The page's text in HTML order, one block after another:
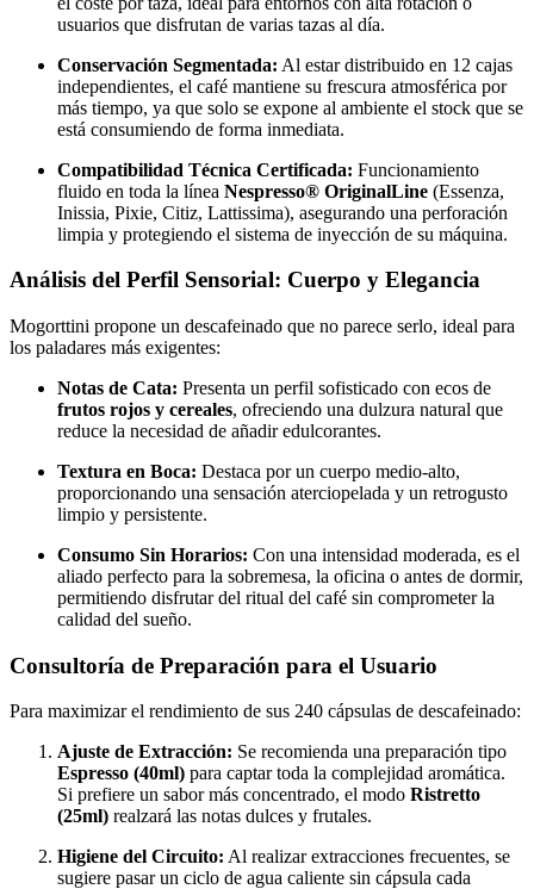
usuarios que disfrutan de varias tazas al día.
Conservación Segmentada: Al estar distribuido en 12 cajas
independientes, el café mantiene su frescura atmosférica por
más tiempo, ya que solo se expone al ambiente el stock que se
está consumiendo de forma inmediata.
Compatibilidad Técnica Certificada: Funcionamiento
fluido en toda la línea Nespresso® OriginalLine (Essenza,
Inissia, Pixie, Citiz, Lattissima), asegurando una perforación
limpia y protegiendo el sistema de inyección de su máquina.
Análisis del Perfil Sensorial: Cuerpo y Elegancia
Mogorttini propone un descafeinado que no parece serlo, ideal para
los paladares más exigentes:
Notas de Cata: Presenta un perfil sofisticado con ecos de
frutos rojos y cereales, ofreciendo una dulzura natural que
reduce la necesidad de añadir edulcorantes.
Textura en Boca: Destaca por un cuerpo medio-alto,
proporcionando una sensación aterciopelada y un retrogusto
limpio y persistente.
Consumo Sin Horarios: Con una intensidad moderada, es el
aliado perfecto para la sobremesa, la oficina o antes de dormir,
permitiendo disfrutar del ritual del café sin comprometer la
calidad del sueño.
Consultoría de Preparación para el Usuario
Para maximizar el rendimiento de sus 240 cápsulas de descafeinado:
Ajuste de Extracción: Se recomienda una preparación tipo
Espresso (40ml) para captar toda la complejidad aromática.
Si prefiere un sabor más concentrado, el modo Ristretto
(25ml) realzará las notas dulces y frutales.
Higiene del Circuito: Al realizar extracciones frecuentes, se
sugiere pasar un ciclo de agua caliente sin cápsula cada